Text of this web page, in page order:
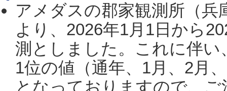
アメダスの郡家観測所（
より、2026年1月1日から
測としました。これに伴い
1位の値（通年、1月、2月
となっておりますので、